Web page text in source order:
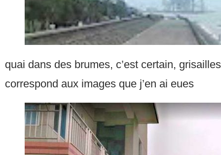
quai dans des brumes, c’est certain,
correspond aux images que j’en ai eues